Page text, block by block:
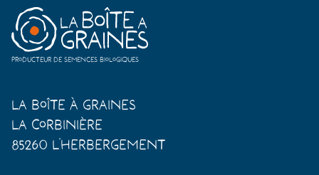
Producteur de semences biologiques
La Boîte à Graines
La Corbinière
85260 L'Herbergement